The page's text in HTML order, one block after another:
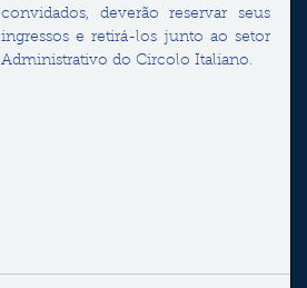
convidados, deverão reservar seus
ingressos e retirá-los junto ao setor
Administrativo do Circolo Italiano.